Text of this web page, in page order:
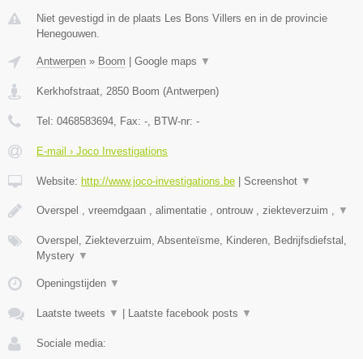
Niet gevestigd in de plaats Les Bons Villers en in de provincie
Henegouwen.
Antwerpen » Boom Google maps ▼
Kerkhofstraat, 2850 Boom (Antwerpen)
Tel: 0468583694, Fax: -, BTW-nr: -
E-mail › Joco Investigations
Website: http://www.joco-investigations.be Screenshot ▼
Overspel , vreemdgaan , alimentatie , ontrouw , ziekteverzuim , ▼
Overspel, Ziekteverzuim, Absenteïsme, Kinderen, Bedrijfsdiefstal,
Mystery ▼
Openingstijden ▼
Laatste tweets ▼ Laatste facebook posts ▼
Sociale media: